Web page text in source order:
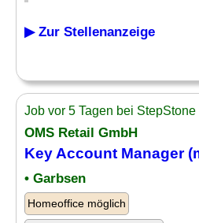
▶ Zur Stellenanzeige
Job vor 5 Tagen bei StepStone
OMS Retail GmbH
Key Account Manager
• Garbsen
Homeoffice möglich